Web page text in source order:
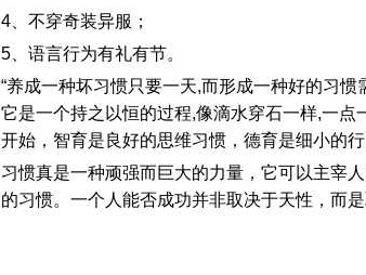
4、不穿奇装异服；
5、语言行为有礼有节。
“养成一种坏习惯只要一天,而形成一种好的习
它是一个持之以恒的过程,像滴水穿石一样,一
开始，智育是良好的思维习惯，德育是细小的
习惯真是一种顽强而巨大的力量，它可以主宰
的习惯。一个人能否成功并非取决于天性，而是